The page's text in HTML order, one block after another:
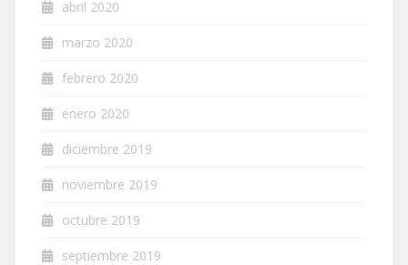
abril 2020
marzo 2020
febrero 2020
enero 2020
diciembre 2019
noviembre 2019
octubre 2019
septiembre 2019